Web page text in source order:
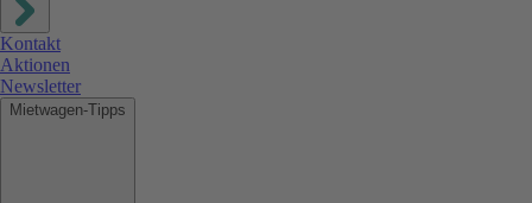
Kontakt
Aktionen
Newsletter
Mietwagen-Tipps